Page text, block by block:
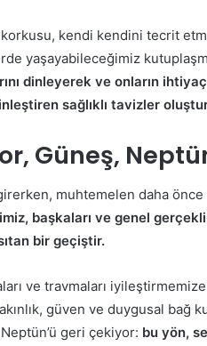
kendi kendini tecrit
yaşayabileceğimiz
dinleyerek ve onların
sağlıklı tavizler
Güneş,
muhtemelen daha
başkaları ve genel
bir geçiştir.
ve travmaları
güven ve duygusal bağ
geri çekiyor: bu yön,